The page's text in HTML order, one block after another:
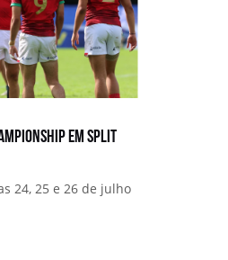
em Split
24, 25 e 26 de julho